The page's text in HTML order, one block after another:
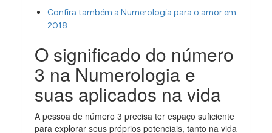
Confira também a Numerologia para o amor em
2018
O significado do número
3 na Numerologia e
suas aplicados na vida
A pessoa de número 3 precisa ter espaço suficiente
para explorar seus próprios potenciais, tanto na vida